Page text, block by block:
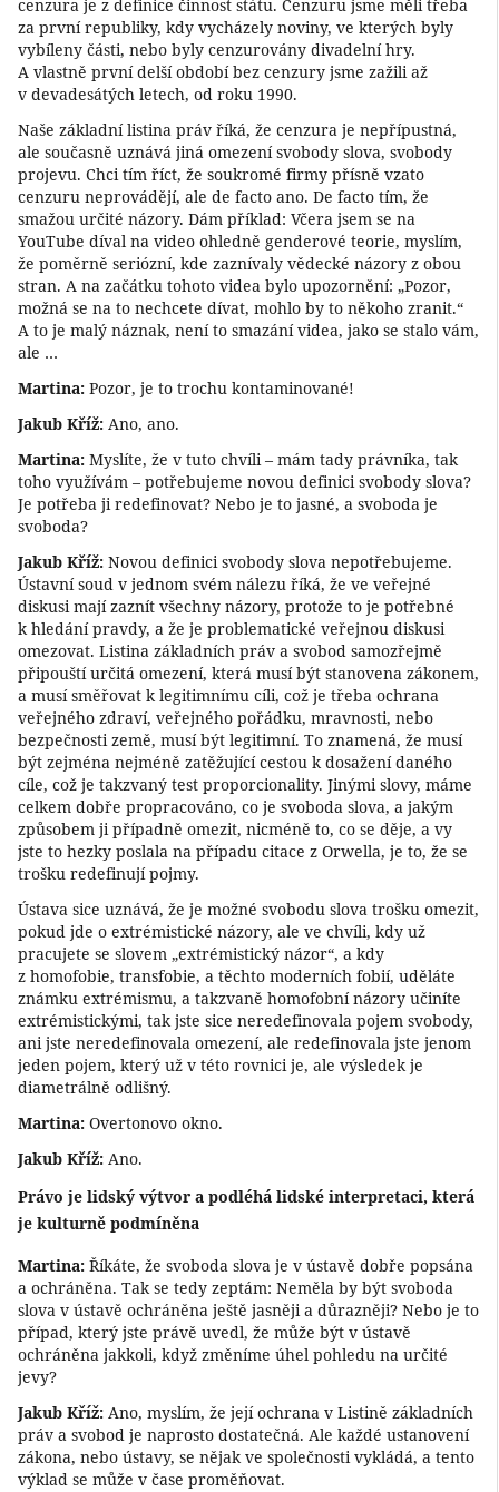
cenzura je z definice činnost státu. Cenzuru jsme měli třeba
za první republiky, kdy vycházely noviny, ve kterých byly
vybíleny části, nebo byly cenzurovány divadelní hry.
A vlastně první delší období bez cenzury jsme zažili až
v devadesátých letech, od roku 1990.
Naše základní listina práv říká, že cenzura je nepřípustná,
ale současně uznává jiná omezení svobody slova, svobody
projevu. Chci tím říct, že soukromé firmy přísně vzato
cenzuru neprovádějí, ale de facto ano. De facto tím, že
smažou určité názory. Dám příklad: Včera jsem se na
YouTube díval na video ohledně genderové teorie, myslím,
že poměrně seriózní, kde zaznívaly vědecké názory z obou
stran. A na začátku tohoto videa bylo upozornění: „Pozor,
možná se na to nechcete dívat, mohlo by to někoho zranit.“
A to je malý náznak, není to smazání videa, jako se stalo vám,
ale …
Martina: Pozor, je to trochu kontaminované!
Jakub Kříž: Ano, ano.
Martina: Myslíte, že v tuto chvíli – mám tady právníka, tak
toho využívám – potřebujeme novou definici svobody slova?
Je potřeba ji redefinovat? Nebo je to jasné, a svoboda je
svoboda?
Jakub Kříž: Novou definici svobody slova nepotřebujeme.
Ústavní soud v jednom svém nálezu říká, že ve veřejné
diskusi mají zaznít všechny názory, protože to je potřebné
k hledání pravdy, a že je problematické veřejnou diskusi
omezovat. Listina základních práv a svobod samozřejmě
připouští určitá omezení, která musí být stanovena zákonem,
a musí směřovat k legitimnímu cíli, což je třeba ochrana
veřejného zdraví, veřejného pořádku, mravnosti, nebo
bezpečnosti země, musí být legitimní. To znamená, že musí
být zejména nejméně zatěžující cestou k dosažení daného
cíle, což je takzvaný test proporcionality. Jinými slovy, máme
celkem dobře propracováno, co je svoboda slova, a jakým
způsobem ji případně omezit, nicméně to, co se děje, a vy
jste to hezky poslala na případu citace z Orwella, je to, že se
trošku redefinují pojmy.
Ústava sice uznává, že je možné svobodu slova trošku omezit,
pokud jde o extrémistické názory, ale ve chvíli, kdy už
pracujete se slovem „extrémistický názor“, a kdy
z homofobie, transfobie, a těchto moderních fobií, uděláte
známku extrémismu, a takzvaně homofobní názory učiníte
extrémistickými, tak jste sice neredefinovala pojem svobody,
ani jste neredefinovala omezení, ale redefinovala jste jenom
jeden pojem, který už v této rovnici je, ale výsledek je
diametrálně odlišný.
Martina: Overtonovo okno.
Jakub Kříž: Ano.
Právo je lidský výtvor a podléhá lidské interpretaci, která
je kulturně podmíněna
Martina: Říkáte, že svoboda slova je v ústavě dobře popsána
a ochráněna. Tak se tedy zeptám: Neměla by být svoboda
slova v ústavě ochráněna ještě jasněji a důrazněji? Nebo je to
případ, který jste právě uvedl, že může být v ústavě
ochráněna jakkoli, když změníme úhel pohledu na určité
jevy?
Jakub Kříž: Ano, myslím, že její ochrana v Listině základních
práv a svobod je naprosto dostatečná. Ale každé ustanovení
zákona, nebo ústavy, se nějak ve společnosti vykládá, a tento
výklad se může v čase proměňovat.